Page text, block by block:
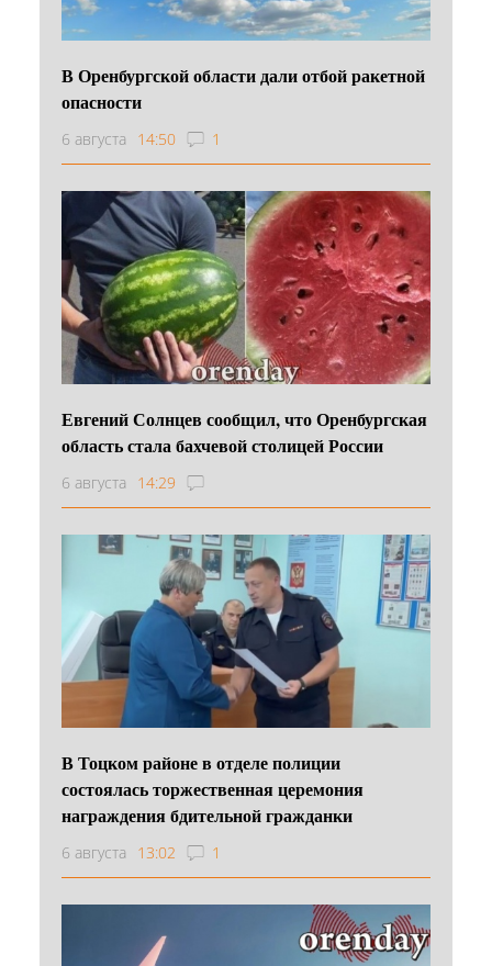
В Оренбургской области дали отбой ракетной
опасности
6 августа 14:50 1
Евгений Солнцев сообщил, что Оренбургская
область стала бахчевой столицей России
6 августа 14:29
В Тоцком районе в отделе полиции
состоялась торжественная церемония
награждения бдительной гражданки
6 августа 13:02 1